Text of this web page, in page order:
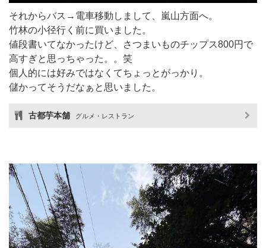
それからバス→電車移動しまして、嵐山方面へ。
竹林の小径行く前に買いました。
値段書いてなかったけど、さつまいものチップス800円で
高すぎと思っちゃった。。笑
個人的には好みではなくてちょっとがっかり。
儲かってそうだなぁと思いました。
古都芋本舗 グルメ・レストラン